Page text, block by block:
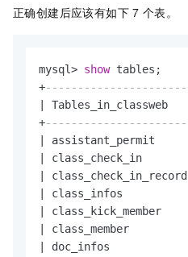
正确创建后应该有如下 7 个表。
mysql> show
+
+